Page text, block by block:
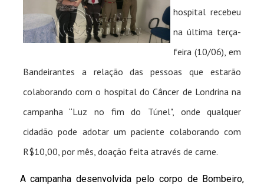
hospital recebeu
na última terça-
feira (10/06), em
Bandeirantes a relação das pessoas que estarão
colaborando com o hospital do Câncer de Londrina na
campanha “Luz no fim do Túnel", onde qualquer
cidadão pode adotar um paciente colaborando com
R$10,00, por mês, doação feita através de carne.
A campanha desenvolvida pelo corpo de Bombeiro,